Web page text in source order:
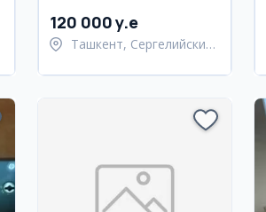
120 000 y.e
Ташкент, Сергелийский